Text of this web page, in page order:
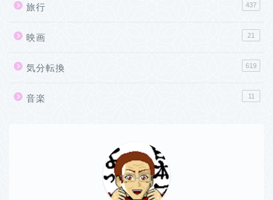
旅行 437
映画 21
気分転換 619
音楽 11